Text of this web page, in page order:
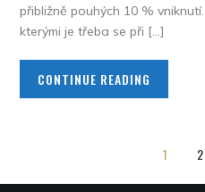
přibližně pouhých 10 %
kterými je třeba se při […]
CONTINUE READING
1 2